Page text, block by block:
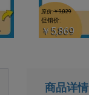
原价:￥9,029
促销价:
￥5,869
商品详情